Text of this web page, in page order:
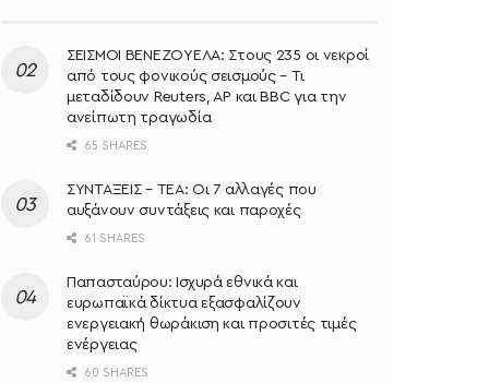
ΣΕΙΣΜΟΙ ΒΕΝΕΖΟΥΕΛΑ: Στους 235 οι νεκροί
από τους φονικούς σεισμούς – Τι
μεταδίδουν Reuters, AP και BBC για την
ανείπωτη τραγωδία
65 SHARES
ΣΥΝΤΑΞΕΙΣ – ΤΕΑ: Οι 7 αλλαγές που
αυξάνουν συντάξεις και παροχές
61 SHARES
Παπασταύρου: Ισχυρά εθνικά και
ευρωπαϊκά δίκτυα εξασφαλίζουν
ενεργειακή θωράκιση και προσιτές τιμές
ενέργειας
60 SHARES